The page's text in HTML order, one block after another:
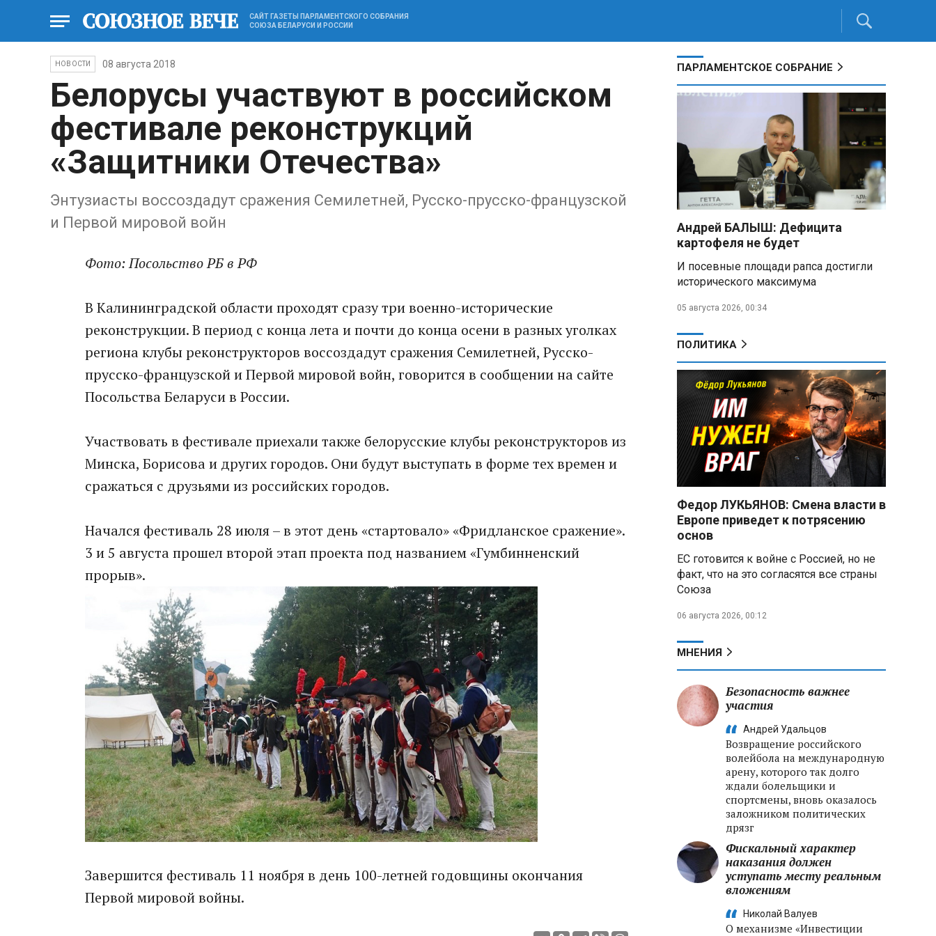
САЙТ ГАЗЕТЫ ПАРЛАМЕНТСКОГО СОБРАНИЯ
СОЮЗА БЕЛАРУСИ И РОССИИ
НОВОСТИ 08 августа 2018
Белорусы участвуют в российском
фестивале реконструкций
«Защитники Отечества»
Энтузиасты воссоздадут сражения Семилетней, Русско-прусско-французской
и Первой мировой войн
Фото: Посольство РБ в РФ
В Калининградской области проходят сразу три военно-исторические
реконструкции. В период с конца лета и почти до конца осени в разных уголках
региона клубы реконструкторов воссоздадут сражения Семилетней, Русско-
прусско-французской и Первой мировой войн, говорится в сообщении на сайте
Посольства Беларуси в России.
Участвовать в фестивале приехали также белорусские клубы реконструкторов из
Минска, Борисова и других городов. Они будут выступать в форме тех времен и
сражаться с друзьями из российских городов.
Начался фестиваль 28 июля – в этот день «стартовало» «Фридланское сражение».
3 и 5 августа прошел второй этап проекта под названием «Гумбинненский
прорыв».
Завершится фестиваль 11 ноября в день 100-летней годовщины окончания
Первой мировой войны.
ПАРЛАМЕНТСКОЕ СОБРАНИЕ
Андрей БАЛЫШ: Дефицита
картофеля не будет
И посевные площади рапса достигли
исторического максимума
05 августа 2026, 00:34
ПОЛИТИКА
Федор ЛУКЬЯНОВ: Смена власти в
Европе приведет к потрясению
основ
ЕС готовится к войне с Россией, но не
факт, что на это согласятся все страны
Союза
06 августа 2026, 00:12
МНЕНИЯ
Безопасность важнее
участия
Андрей Удальцов
Возвращение российского
волейбола на международную
арену, которого так долго
ждали болельщики и
спортсмены, вновь оказалось
заложником политических
дрязг
Фискальный характер
наказания должен
уступать месту реальным
вложениям
Николай Валуев
О механизме «Инвестиции